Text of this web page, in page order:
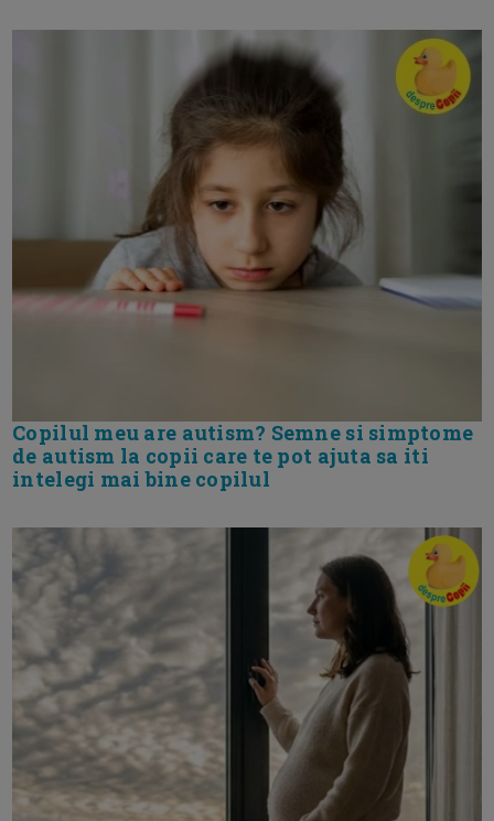
Copilul meu are autism? Semne si simptome
de autism la copii care te pot ajuta sa iti
intelegi mai bine copilul